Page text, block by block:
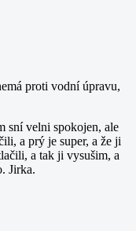
proti vodní úpravu,
sní velni spokojen, ale
a prý je super, a že ji
a tak ji vysušim, a
Jirka.